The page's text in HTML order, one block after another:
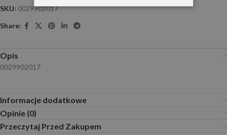
SKU: 0029902017
Share:
Opis
0029902017
Informacje dodatkowe
Opinie (0)
Przeczytaj Przed Zakupem